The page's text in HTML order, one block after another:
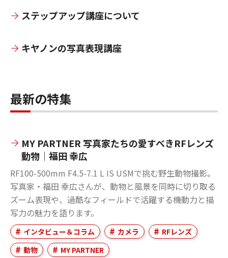
ステップアップ講座について
キヤノンの写真表現講座
最新の特集
MY PARTNER 写真家たちの愛すべきRFレンズ
動物｜福田 幸広
RF100-500mm F4.5-7.1 L IS USMで挑む野生動物撮影。
写真家・福田 幸広さんが、動物と風景を同時に切り取る
ズーム表現や、過酷なフィールドで活躍する機動力と描
写力の魅力を語ります。
インタビュー＆コラム カメラ
RFレンズ
動物
MY PARTNER